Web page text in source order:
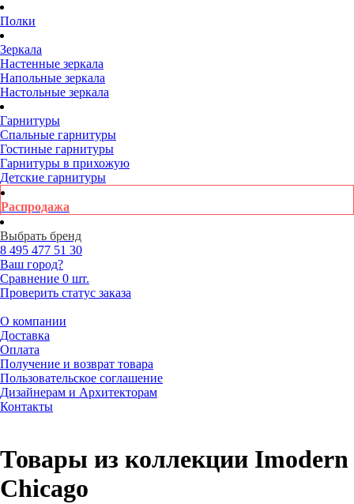
Полки
Зеркала
Настенные зеркала
Напольные зеркала
Настольные зеркала
Гарнитуры
Спальные гарнитуры
Гостиные гарнитуры
Гарнитуры в прихожую
Детские гарнитуры
Распродажа
Выбрать бренд
8 495 477 51 30
Ваш город?
Сравнение 0 шт.
Проверить статус заказа
О компании
Доставка
Оплата
Получение и возврат товара
Пользовательское соглашение
Дизайнерам и Архитекторам
Контакты
Товары из коллекции Imodern
Chicago